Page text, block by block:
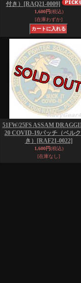
付き）
[RAQ21-0009]
1,600円(税込)
[在庫わずか]
51FW/25FS ASSAM
20 COVID-19パッチ（ベル
き）
[RAF21-0022]
1,600円(税込)
[在庫なし]